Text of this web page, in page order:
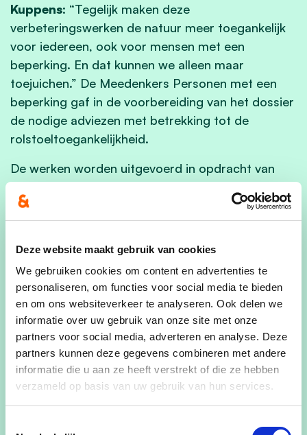
Deze website maakt gebruik van cookies
We gebruiken cookies om content en advertenties te
personaliseren, om functies voor social media te bieden
en om ons websiteverkeer te analyseren. Ook delen we
informatie over uw gebruik van onze site met onze
partners voor social media, adverteren en analyse. Deze
partners kunnen deze gegevens combineren met andere
informatie die u aan ze heeft verstrekt of die ze hebben
verzameld op basis van uw gebruik van hun services.
Kuppens: “Tegelijk maken deze
verbeteringswerken de natuur meer toegankelijk
voor iedereen, ook voor mensen met een
beperking. En dat kunnen we alleen maar
toejuichen.” De Meedenkers Personen met een
beperking gaf in de voorbereiding van het dossier
de nodige adviezen met betrekking tot de
rolstoeltoegankelijkheid.
De werken worden uitgevoerd in opdracht van
Natuurpunt onder de vlag van een Interreg IV-
dossier. De gemeente subsidieert voor 47 500
euro.
De werken kaderen binnen het Interreg project
“Grensloos Park De Groote Heide”, waarvoor 2,2
miljoen euro EFRO-steun voorzien is. Dit project
heeft als doel het samenwerken met verschillende
overheden en partners in de regio om een
grenzeloos en inclusief natuurpark te creëren
waarin de balans tussen natuur en recreatie
centraal staat. Dit onderdeel van het project focust